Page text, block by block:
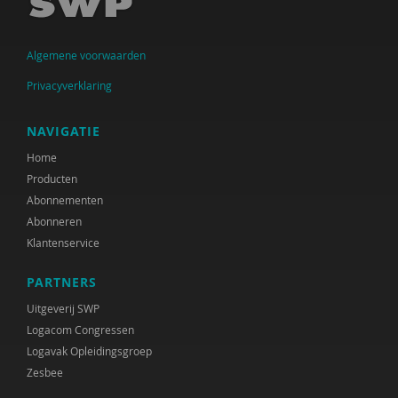
Krijn van Beek
Christien Begemann
Joop Belderok
Elena Bendien
Henk Berg
Sandra Beurskens
Claudia Biegel
Arnoud Boerwinkel
Liesbeth Boerwinkel
Ernst Bohlmeijer
Algemene voorwaarden
Privacyverklaring
NAVIGATIE
Home
Producten
Abonnementen
Abonneren
Klantenservice
PARTNERS
Uitgeverij SWP
Logacom Congressen
Logavak Opleidingsgroep
Zesbee